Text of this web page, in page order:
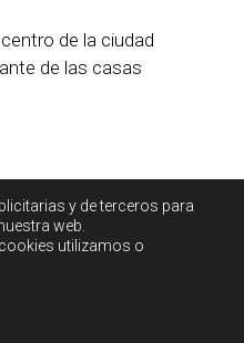
de la ciudad
de las casas
y de terceros para
web.
utilizamos o